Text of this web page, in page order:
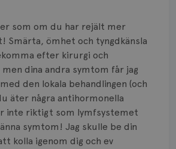
som om du har rejält mer
Smärta, ömhet och tyngdkänsla
efter kirurgi och
dina andra symtom får jag
den lokala behandlingen (och
äter några antihormonella
inte riktigt som lymfsystemet
symtom! Jag skulle be din
kolla igenom dig och ev